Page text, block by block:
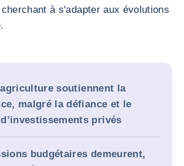
à s'adapter aux évolutions
soutiennent la
malgré la défiance et le
privés
budgétaires demeurent,